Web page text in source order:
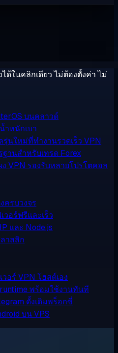
ด้ในคลิกเดียว ไม่ต้องตั้งค่า ไม่
บนคลาวด์
ำหนักเบา
รุ่นใหม่ที่ทำงานรวดเร็ว VPN
ฐานสำหรับเทรด Forex
ง VPN รองรับหลายโปรโตคอล
ครบวงจร
วอร์ฟรีและเร็ว
และ Node.js
าสสิก
วอร์ VPN โฮสต์เอง
พร้อมใช้งานทันที
ดั้งเดิมพร็อกซี่
บน VPS